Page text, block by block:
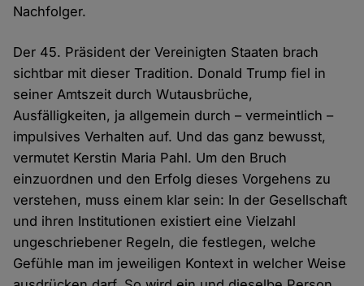
Nachfolger.
Der 45. Präsident der Vereinigten Staaten brach
sichtbar mit dieser Tradition. Donald Trump fiel in
seiner Amtszeit durch Wutausbrüche,
Ausfälligkeiten, ja allgemein durch – vermeintlich –
impulsives Verhalten auf. Und das ganz bewusst,
vermutet Kerstin Maria Pahl. Um den Bruch
einzuordnen und den Erfolg dieses Vorgehens zu
verstehen, muss einem klar sein: In der Gesellschaft
und ihren Institutionen existiert eine Vielzahl
ungeschriebener Regeln, die festlegen, welche
Gefühle man im jeweiligen Kontext in welcher Weise